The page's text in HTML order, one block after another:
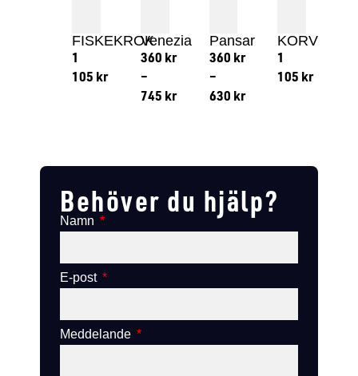
FISKEKROK
1
105 kr
Venezia
360 kr
–
745 kr
Pansar
360 kr
–
630 kr
KORV
1
105 kr
Behöver du hjälp?
Namn
E-post
Meddelande